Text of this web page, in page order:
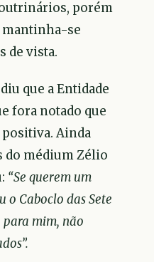
porém
mantinha-se
de vista.
que a Entidade
fora notado que
Ainda
do médium Zélio
“Se querem um
o Caboclo das Sete
para mim, não